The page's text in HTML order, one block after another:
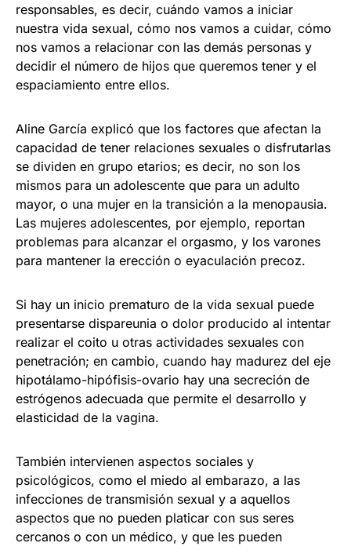
responsables, es decir, cuándo vamos a iniciar
nuestra vida sexual, cómo nos vamos a cuidar, cómo
nos vamos a relacionar con las demás personas y
decidir el número de hijos que queremos tener y el
espaciamiento entre ellos.
Aline García explicó que los factores que afectan la
capacidad de tener relaciones sexuales o disfrutarlas
se dividen en grupo etarios; es decir, no son los
mismos para un adolescente que para un adulto
mayor, o una mujer en la transición a la menopausia.
Las mujeres adolescentes, por ejemplo, reportan
problemas para alcanzar el orgasmo, y los varones
para mantener la erección o eyaculación precoz.
Si hay un inicio prematuro de la vida sexual puede
presentarse dispareunia o dolor producido al intentar
realizar el coito u otras actividades sexuales con
penetración; en cambio, cuando hay madurez del eje
hipotálamo-hipófisis-ovario hay una secreción de
estrógenos adecuada que permite el desarrollo y
elasticidad de la vagina.
También intervienen aspectos sociales y
psicológicos, como el miedo al embarazo, a las
infecciones de transmisión sexual y a aquellos
aspectos que no pueden platicar con sus seres
cercanos o con un médico, y que les pueden